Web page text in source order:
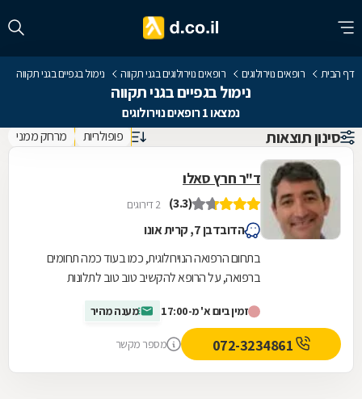
דף הבית רופאים נוירולוגים רופאים נוירולוגים בגני תקווה נימול בגפיים בגני תקווה
נימול בגפיים בגני תקווה
נמצאו 1 רופאים נוירולוגים
סינון תוצאות פופולריות מרחק ממני
ד"ר חרץ סאלו
(3.3) 2 דירוגים
הדובדבן 7, קרית אונו
בתחום הרפואה הנוירולוגית, כמו בעוד כמה תחומים
ברפואה, על הרופא להקשיב טוב טוב לתלונות
משנות...
זמין ביום א' מ-17:00 מענה מהיר
מספר מקשר